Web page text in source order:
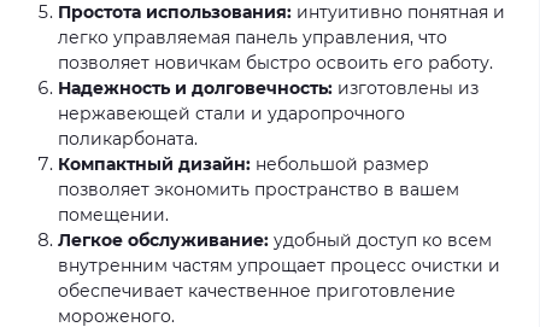
Простота использования: интуитивно понятная и
легко управляемая панель управления, что
позволяет новичкам быстро освоить его работу.
Надежность и долговечность: изготовлены из
нержавеющей стали и ударопрочного
поликарбоната.
Компактный дизайн: небольшой размер
позволяет экономить пространство в вашем
помещении.
Легкое обслуживание: удобный доступ ко всем
внутренним частям упрощает процесс очистки и
обеспечивает качественное приготовление
мороженого.